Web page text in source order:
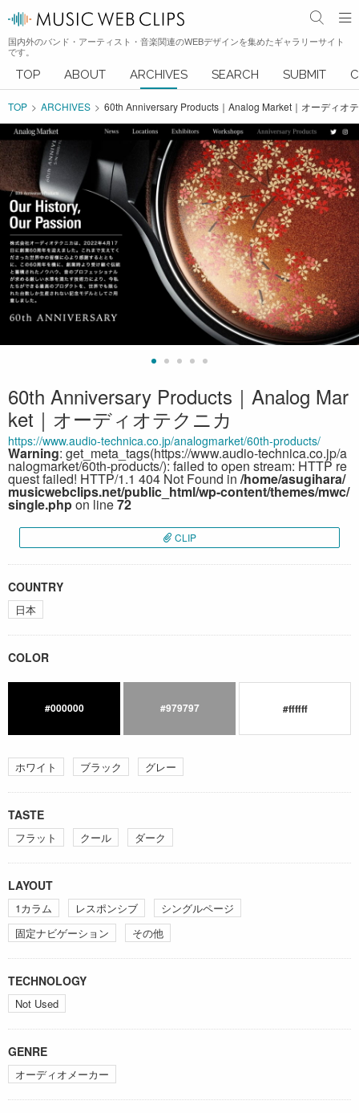
国内外のバンド・アーティスト・音楽関連のWEBデザインを集めたギャラリーサイト
です。
TOP ABOUT ARCHIVES SEARCH SUBMIT
TOP ARCHIVES 60th Anniversary Products｜Analog Market｜オーディオ
60th Anniversary Products｜Analog Mar
ket｜オーディオテクニカ
https://www.audio-technica.co.jp/analogmarket/60th-products/
Warning: get_meta_tags(https://www.audio-technica.co.jp/a
nalogmarket/60th-products/): failed to open stream: HTTP re
quest failed! HTTP/1.1 404 Not Found in /home/asugihara/
musicwebclips.net/public_html/wp-content/themes/mwc/
single.phpon line72
CLIP
COUNTRY
日本
COLOR
#000000 #979797 #ffffff
ホワイト ブラック グレー
TASTE
フラット クール ダーク
LAYOUT
1カラム レスポンシブ
シングルページ
固定ナビゲーション
その他
TECHNOLOGY
Not Used
GENRE
オーディオメーカー